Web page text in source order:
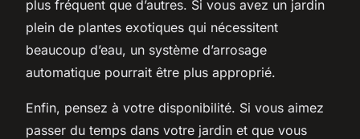
plus fréquent que d’autres. Si vous avez un jardin
plein de plantes exotiques qui nécessitent
beaucoup d’eau, un système d’arrosage
automatique pourrait être plus approprié.
Enfin, pensez à votre disponibilité. Si vous aimez
passer du temps dans votre jardin et que vous